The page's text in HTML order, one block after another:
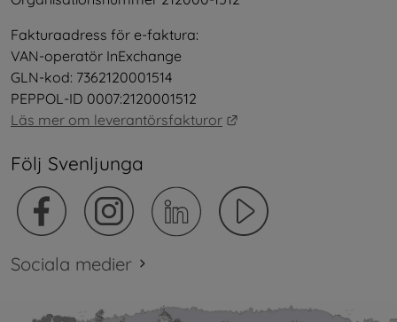
Fakturaadress för e-faktura:
VAN-operatör InExchange
GLN-kod: 7362120001514
PEPPOL-ID 0007:2120001512
Läs mer om leverantörsfakturor
Följ Svenljunga
Sociala medier